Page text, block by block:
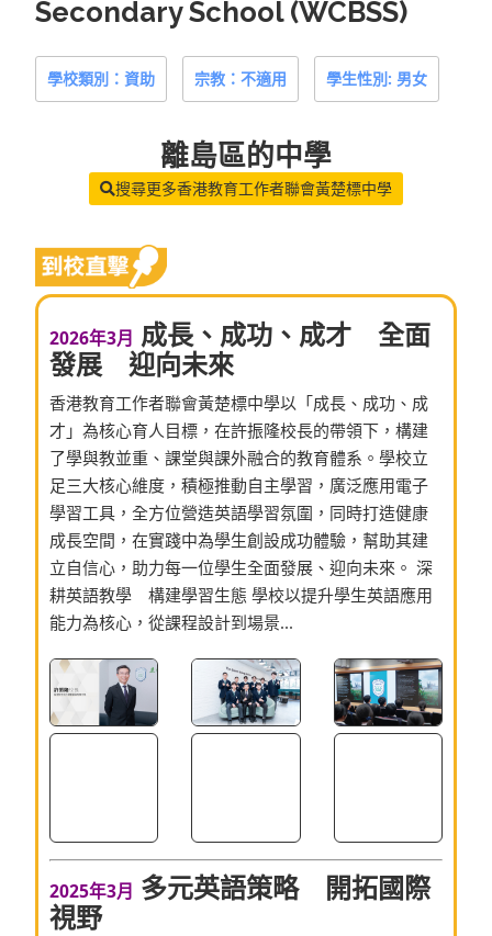
Secondary School (WCBSS)
學校類別：資助 宗教：不適用 學生性別: 男女
離島區的中學
搜尋更多香港教育工作者聯會黃楚標中學
2026年3月 成長、成功、成才 全面
發展 迎向未來
香港教育工作者聯會黃楚標中學以「成長、成功、成
才」為核心育人目標，在許振隆校長的帶領下，構建
了學與教並重、課堂與課外融合的教育體系。學校立
足三大核心維度，積極推動自主學習，廣泛應用電子
學習工具，全方位營造英語學習氛圍，同時打造健康
成長空間，在實踐中為學生創設成功體驗，幫助其建
立自信心，助力每一位學生全面發展、迎向未來。 深
耕英語教學 構建學習生態 學校以提升學生英語應用
能力為核心，從課程設計到場景...
2025年3月 多元英語策略 開拓國際
視野